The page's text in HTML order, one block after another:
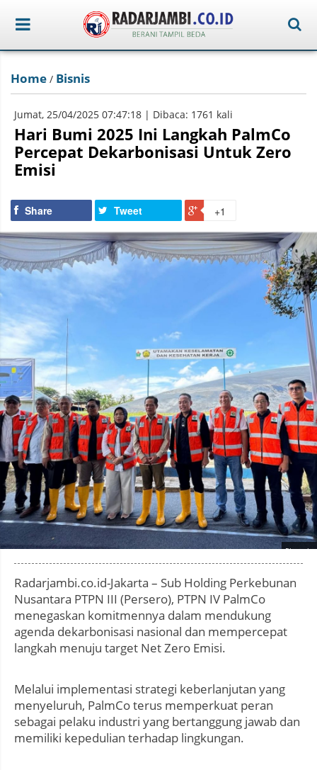
Home / Bisnis
Jumat, 25/04/2025 07:47:18 | Dibaca: 1761 kali
Hari Bumi 2025 Ini Langkah PalmCo
Percepat Dekarbonisasi Untuk Zero
Emisi
Share Tweet +1
Photo by
Radarjambi.co.id-Jakarta – Sub Holding Perkebunan
Nusantara PTPN III (Persero), PTPN IV PalmCo
menegaskan komitmennya dalam mendukung
agenda dekarbonisasi nasional dan mempercepat
langkah menuju target Net Zero Emisi.
Melalui implementasi strategi keberlanjutan yang
menyeluruh, PalmCo terus memperkuat peran
sebagai pelaku industri yang bertanggung jawab dan
memiliki kepedulian terhadap lingkungan.